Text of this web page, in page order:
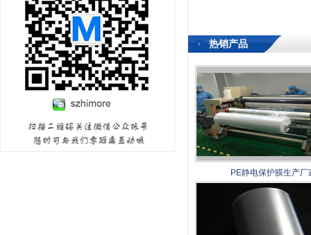
热销产品
PE静电保护膜生产厂